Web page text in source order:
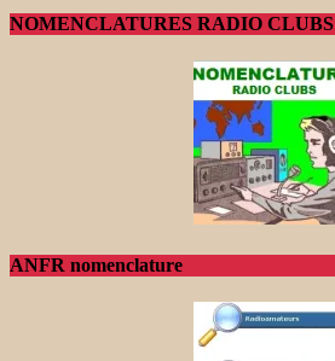
NOMENCLATURES RADIO CLUBS
ANFR nomenclature